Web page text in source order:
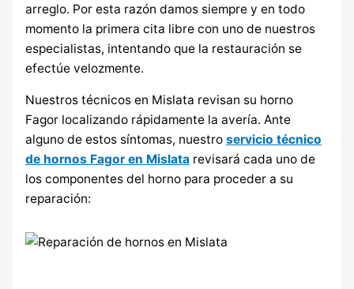
arreglo. Por esta razón damos siempre y en todo
momento la primera cita libre con uno de nuestros
especialistas, intentando que la restauración se
efectúe velozmente.
Nuestros técnicos en Mislata revisan su horno
Fagor localizando rápidamente la avería. Ante
alguno de estos síntomas, nuestro servicio técnico
de hornos Fagor en Mislatarevisará cada uno de
los componentes del horno para proceder a su
reparación: